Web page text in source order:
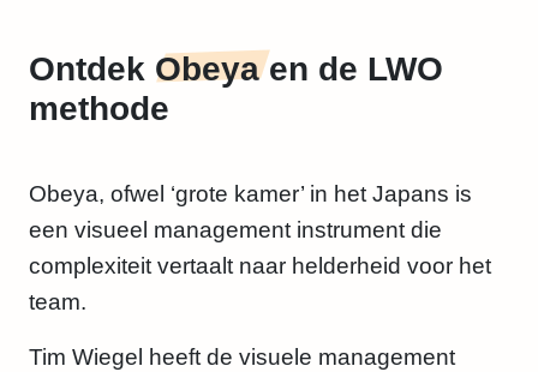
Ontdek Obeyaen de LWO
methode
Obeya, ofwel ‘grote kamer’ in het Japans is
een visueel management instrument die
complexiteit vertaalt naar helderheid voor het
team.
Tim Wiegel heeft de visuele management